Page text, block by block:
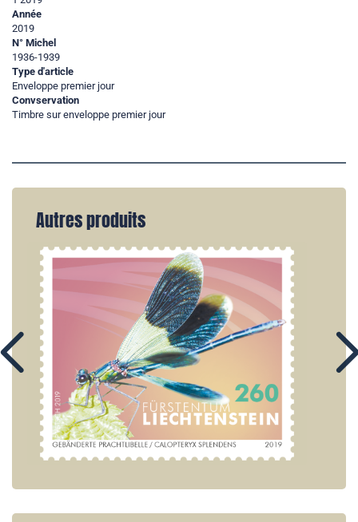
Année
2019
N° Michel
1936-1939
Type d'article
Enveloppe premier jour
Convservation
Timbre sur enveloppe premier jour
Autres produits